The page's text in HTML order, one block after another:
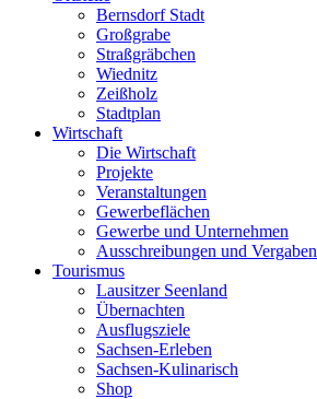
Bernsdorf Stadt
Großgrabe
Straßgräbchen
Wiednitz
Zeißholz
Stadtplan
Wirtschaft
Die Wirtschaft
Projekte
Veranstaltungen
Gewerbeflächen
Gewerbe und Unternehmen
Ausschreibungen und Vergaben
Tourismus
Lausitzer Seenland
Übernachten
Ausflugsziele
Sachsen-Erleben
Sachsen-Kulinarisch
Shop